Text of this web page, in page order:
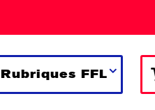
Rubriques FFL